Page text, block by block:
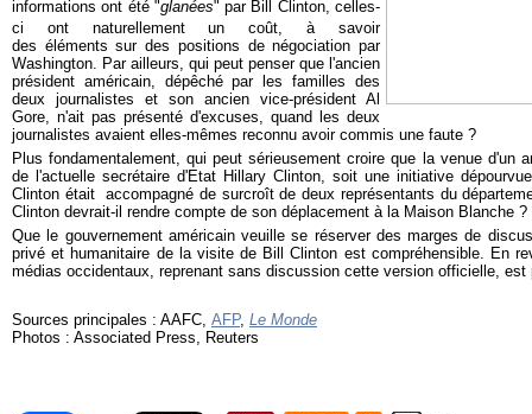
informations ont été "glanées" par Bill Clinton, celles-
ci ont naturellement un coût, à savoir
des éléments sur des positions de négociation par
Washington. Par ailleurs, qui peut penser que l'ancien
président américain, dépêché par les familles des
deux journalistes et son ancien vice-président Al
Gore, n'ait pas présenté d'excuses, quand les deux
journalistes avaient elles-mêmes reconnu avoir commis une faute ?
Plus fondamentalement, qui peut sérieusement croire que la venue d'un
de l'actuelle secrétaire d'Etat Hillary Clinton, soit une initiative
Clinton était accompagné de surcroît de deux représentants du
Clinton devrait-il rendre compte de son déplacement à la Maison Blanche ?
Que le gouvernement américain veuille se réserver des marges de
privé et humanitaire de la visite de Bill Clinton est compréhensible. En
médias occidentaux, reprenant sans discussion cette version officielle, est
Sources principales : AAFC, AFP, Le Monde
Photos : Associated Press, Reuters